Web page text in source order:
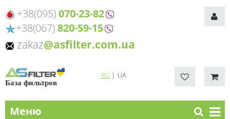
+38(095)070-23-82
+38(067)820-59-15
zakaz@asfilter.com.ua
База фильтров
RU| UA
Меню